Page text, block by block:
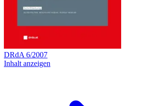
DRdA 6/2007
Inhalt anzeigen